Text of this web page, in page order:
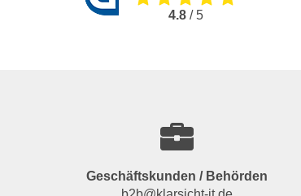
4.8/ 5
Geschäftskunden / Behörden